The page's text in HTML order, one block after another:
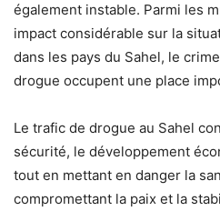
également instable. Parmi les
impact considérable sur la
dans les pays du Sahel, le
drogue occupent une place
Le trafic de drogue au Sahel
sécurité, le développement
tout en mettant en danger la
compromettant la paix et la